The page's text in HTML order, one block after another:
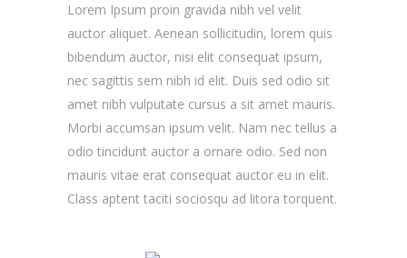
Lorem Ipsum proin gravida nibh vel velit
auctor aliquet. Aenean sollicitudin, lorem quis
bibendum auctor, nisi elit consequat ipsum,
nec sagittis sem nibh id elit. Duis sed odio sit
amet nibh vulputate cursus a sit amet mauris.
Morbi accumsan ipsum velit. Nam nec tellus a
odio tincidunt auctor a ornare odio. Sed non
mauris vitae erat consequat auctor eu in elit.
Class aptent taciti sociosqu ad litora torquent.